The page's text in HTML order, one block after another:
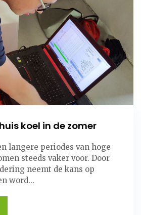
koel in de zomer
langere periodes van hoge
steeds vaker voor. Door
neemt de kans op
word...